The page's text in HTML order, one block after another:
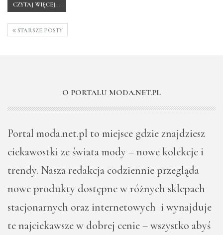
CZYTAJ WIĘCEJ...
STARSZE POSTY
O PORTALU MODA.NET.PL
Portal moda.net.pl to miejsce gdzie znajdziesz
ciekawostki ze świata mody – nowe kolekcje i
trendy. Nasza redakcja codziennie przegląda
nowe produkty dostępne w różnych sklepach
stacjonarnych oraz internetowych i wynajduje
te najciekawsze w dobrej cenie – wszystko abyś